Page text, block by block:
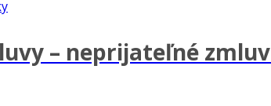
– neprijateľné